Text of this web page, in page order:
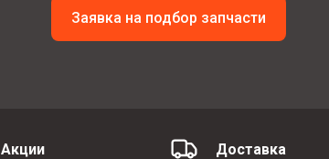
Заявка на подбор запчасти
Акции Доставка